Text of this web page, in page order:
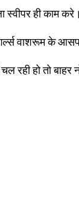
स्वीपर ही काम
गर्ल्स वाशरूम के
हो तो बाहर